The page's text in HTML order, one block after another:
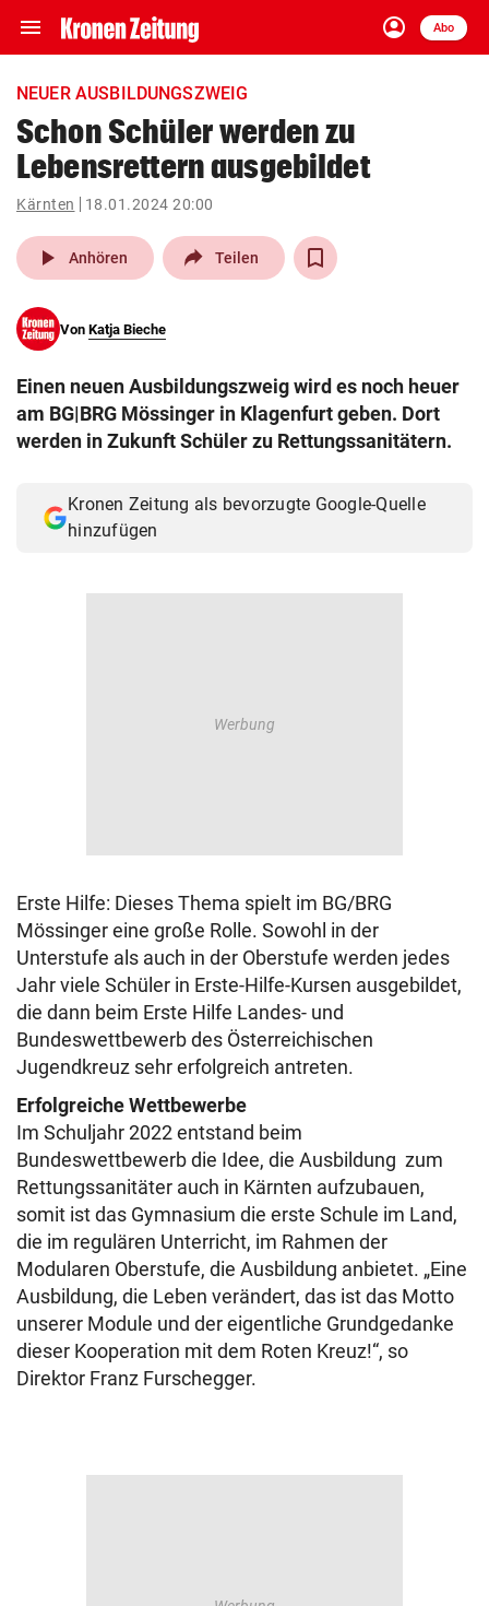
menu Navigation
ein-/ausklappen
account_circle
Anmelden
Abo
close Schließen
account_circle Anmelden
arrow_right
pin_drop
Wien arrow_right
search
eingeben
© Krone Multimedia GmbH & Co KG 2026
Muthgasse 2, 1190 Wien
NEUER AUSBILDUNGSZWEIG
Schon Schüler werden zu
Lebensrettern ausgebildet
Kärnten 18.01.2024 20:00
play_arrow Anhören Teilen
Von Katja Bieche
Einen neuen Ausbildungszweig wird es noch heuer
am BG|BRG Mössinger in Klagenfurt geben. Dort
werden in Zukunft Schüler zu Rettungssanitätern.
Kronen Zeitung als bevorzugte Google-Quelle
hinzufügen
Erste Hilfe: Dieses Thema spielt im BG/BRG
Mössinger eine große Rolle. Sowohl in der
Unterstufe als auch in der Oberstufe werden jedes
Jahr viele Schüler in Erste-Hilfe-Kursen ausgebildet,
die dann beim Erste Hilfe Landes- und
Bundeswettbewerb des Österreichischen
Jugendkreuz sehr erfolgreich antreten.
Erfolgreiche Wettbewerbe
Im Schuljahr 2022 entstand beim
Bundeswettbewerb die Idee, die Ausbildung zum
Rettungssanitäter auch in Kärnten aufzubauen,
somit ist das Gymnasium die erste Schule im Land,
die im regulären Unterricht, im Rahmen der
Modularen Oberstufe, die Ausbildung anbietet. „Eine
Ausbildung, die Leben verändert, das ist das Motto
unserer Module und der eigentliche Grundgedanke
dieser Kooperation mit dem Roten Kreuz!“, so
Direktor Franz Furschegger.